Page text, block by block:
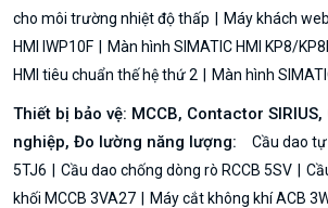
cho môi trường nhiệt độ thấp
Máy khách
HMI IWP10F
Màn hình SIMATIC HMI KP8/
HMI tiêu chuẩn thế hệ thứ 2
Màn hình
Thiết bị bảo vệ: MCCB, Contactor
nghiệp, Đo lường năng lượng:
Cầu dao
5TJ6
Cầu dao chống dòng rò RCCB 5SV
khối MCCB 3VA27
Máy cắt không khí ACB